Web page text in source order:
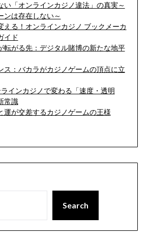
い「オンラインカジノ違法」の真実～
ンは存在しない～
える！オンラインカジノ ブックメーカ
イド
転がる先：デジタル賭博の新たな地平
ス：バカラがカジノゲームの頂点に立
インカジノで変わる「速度・透明
常識
運が交差するカジノゲームの王様
Search